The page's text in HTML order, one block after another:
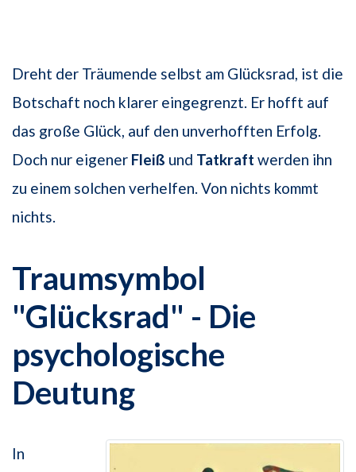
Dreht der Träumende selbst am Glücksrad, ist die
Botschaft noch klarer eingegrenzt. Er hofft auf
das große Glück, auf den unverhofften Erfolg.
Doch nur eigener Fleiß und Tatkraft werden ihn
zu einem solchen verhelfen. Von nichts kommt
nichts.
Traumsymbol
"Glücksrad" - Die
psychologische
Deutung
In